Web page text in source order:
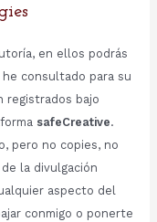
en ellos podrás
consultado para su
registrados bajo
safeCreative.
pero no copies, no
la divulgación
aspecto del
conmigo o ponerte